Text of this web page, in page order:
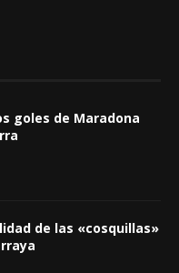
goles de Maradona
de las «cosquillas»